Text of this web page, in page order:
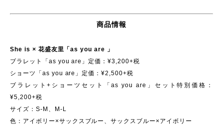
商品情報
She is × 花盛友里「as you are 」
ブラレット「as you are」定価：¥3,200+税
ショーツ「as you are」定価：¥2,500+税
ブラレット+ショーツセット「as you are」セット特別価格：
¥5,200+税
サイズ：S-M、M-L
色：アイボリー×サックスブルー、サックスブルー×アイボリー